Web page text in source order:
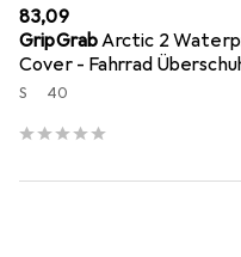
EUR
83,09
GripGrabArctic 2
Cover - Fahrrad
S 40